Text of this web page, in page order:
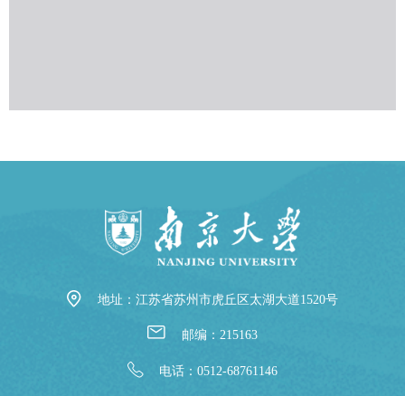
地址：江苏省苏州市虎丘区太湖大道1520号
邮编：215163
电话：0512-68761146